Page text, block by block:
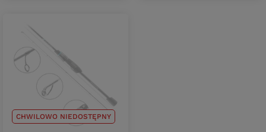
CHWILOWO NIEDOSTĘPNY